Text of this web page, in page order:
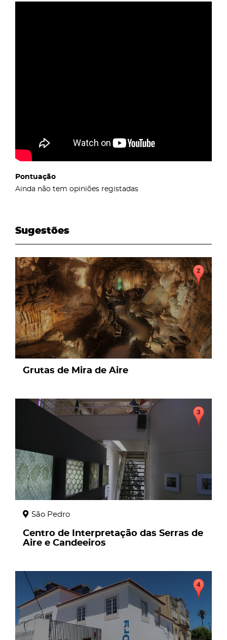
Pontuação
Ainda não tem opiniões registadas
Sugestões
page
Grutas de Mira de Aire
page
São Pedro
Centro de Interpretação das Serras de
Aire e Candeeiros
page